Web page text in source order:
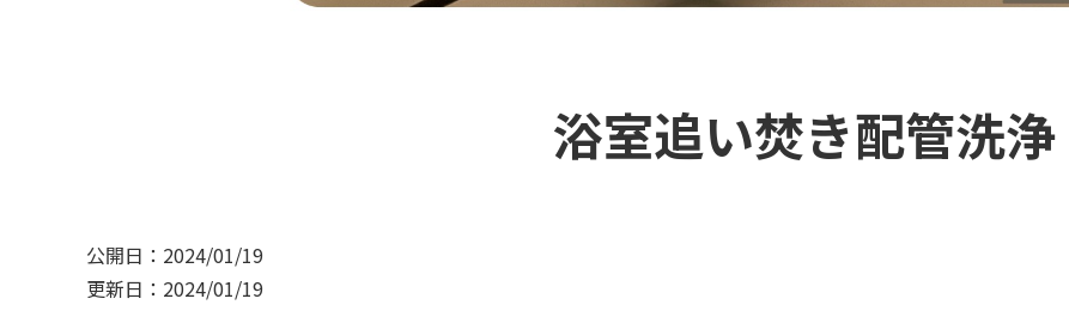
浴室追い焚き配管洗浄
公開日：2024/01/19
更新日：2024/01/19